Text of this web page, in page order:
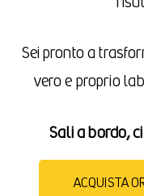
Sei pronto a
vero e proprio
Sali a bordo,
ACQUISTA